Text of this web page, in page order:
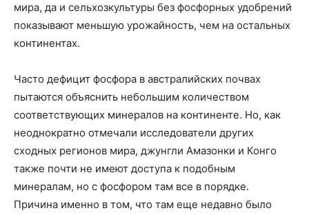
мира, да и сельхозкультуры без фосфорных удобрений
показывают меньшую урожайность, чем на остальных
континентах.
Часто дефицит фосфора в австралийских почвах
пытаются объяснить небольшим количеством
соответствующих минералов на континенте. Но, как
неоднократно отмечали исследователи других
сходных регионов мира, джунгли Амазонки и Конго
также почти не имеют доступа к подобным
минералам, но с фосфором там все в порядке.
Причина именно в том, что там еще недавно было